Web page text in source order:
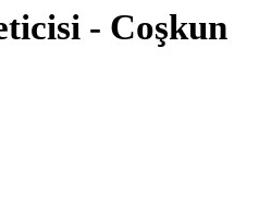
- Coşkun